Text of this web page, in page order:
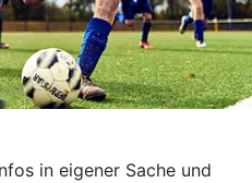
in eigener Sache und